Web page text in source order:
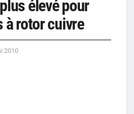
élevé pour
à rotor cuivre
2010